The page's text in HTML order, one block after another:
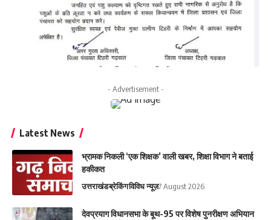
- Advertisement -
Latest News
भ्रामक निकली ‘एक शिक्षक’ वाली खबर, शिक्षा विभाग ने बताई
हकीकत
उत्तराखंडब्रेकिंगविविध न्यूज़7 August 2026
देवप्रयाग विधानसभा के बूथ-95 पर विशेष पुनरीक्षण अभियान